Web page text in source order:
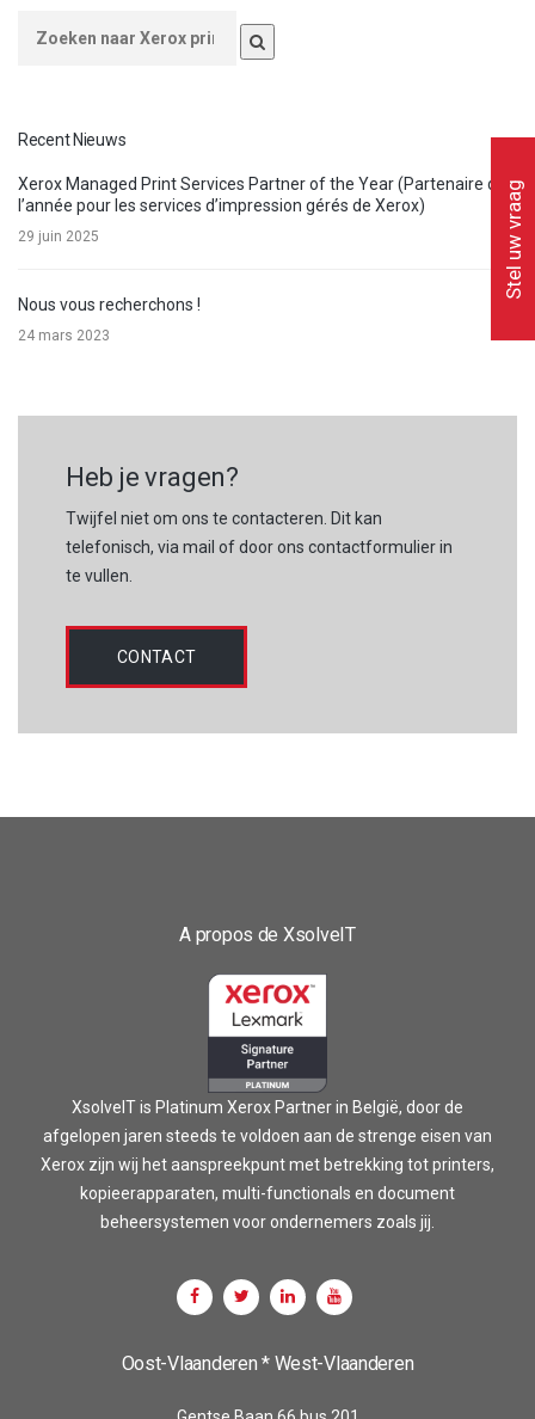
Recent Nieuws
Xerox Managed Print Services Partner of the Year (Partenaire de
l’année pour les services d’impression gérés de Xerox)
29 juin 2025
Nous vous recherchons !
24 mars 2023
Heb je vragen?
Twijfel niet om ons te contacteren. Dit kan
telefonisch, via mail of door ons contactformulier in
te vullen.
CONTACT
A propos de XsolveIT
XsolveIT is Platinum Xerox Partner in België, door de
afgelopen jaren steeds te voldoen aan de strenge eisen van
Xerox zijn wij het aanspreekpunt met betrekking tot printers,
kopieerapparaten, multi-functionals en document
beheersystemen voor ondernemers zoals jij.
Oost-Vlaanderen * West-Vlaanderen
Stel uw vraag